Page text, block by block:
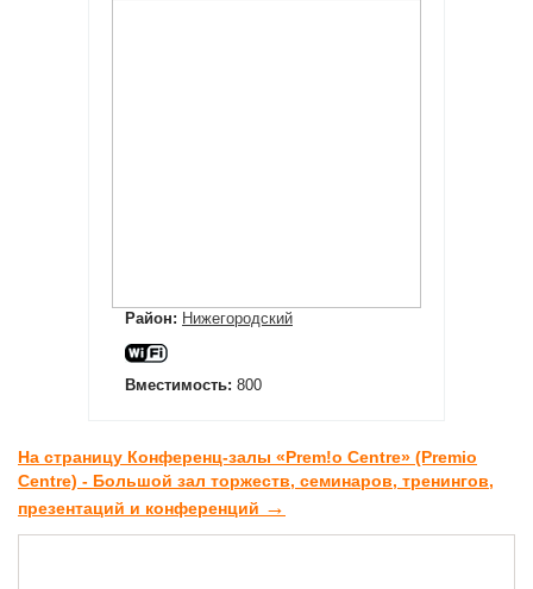
Район: Нижегородский
Вместимость: 800
На страницу Конференц-залы «Prem!o Centre» (Premio
Centre) - Большой зал торжеств, семинаров, тренингов,
презентаций и конференций →